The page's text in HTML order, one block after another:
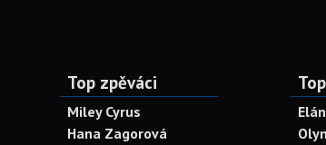
Top zpěváci
Miley Cyrus
Hana Zagorová
Elán